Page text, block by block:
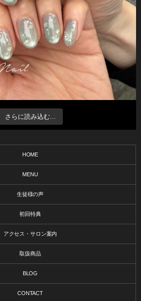
さらに読み込む...
HOME
MENU
生徒様の声
初回特典
アクセス・サロン案内
取扱商品
BLOG
CONTACT